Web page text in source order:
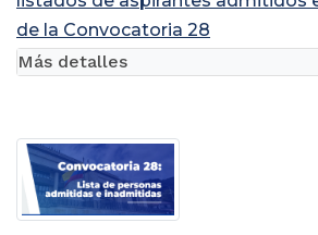
de la Convocatoria 28
Más detalles